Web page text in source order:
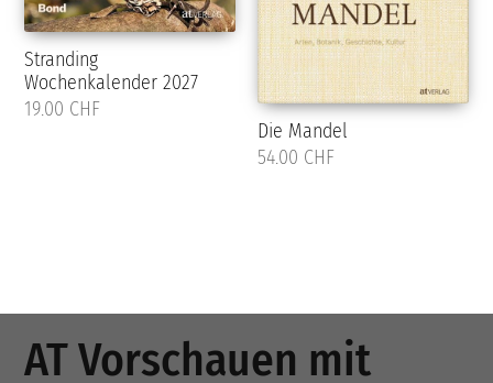
Stranding
Wochenkalender 2027
19.00 CHF
Die Mandel
54.00 CHF
AT Vorschauen mit